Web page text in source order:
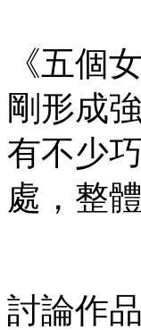
《五個
剛形成
有不少
處，整
討論作